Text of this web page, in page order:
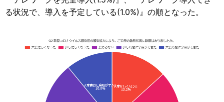
る状況で、導入を予定している(1.0%)』の順となった。